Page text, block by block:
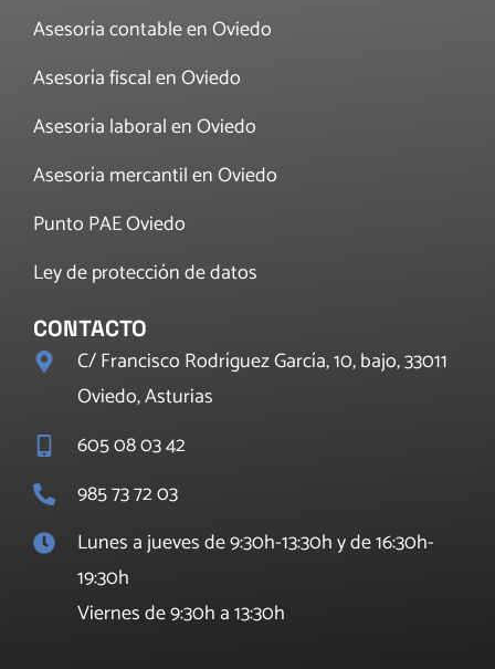
Asesoría contable en Oviedo
Asesoría fiscal en Oviedo
Asesoría laboral en Oviedo
Asesoría mercantil en Oviedo
Punto PAE Oviedo
Ley de protección de datos
CONTACTO
C/ Francisco Rodríguez García, 10, bajo, 33011
Oviedo, Asturias
605 08 03 42
985 73 72 03
Lunes a jueves de 9:30h-13:30h y de 16:30h-
19:30h
Viernes de 9:30h a 13:30h